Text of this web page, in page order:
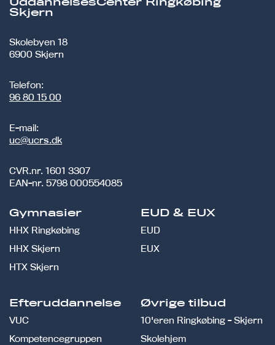
Skjern
Skolebyen 18
6900 Skjern
Telefon:
96 80 15 00
E-mail:
uc@ucrs.dk
CVR.nr. 1601 3307
EAN-nr. 5798 000554085
Gymnasier
HHX Ringkøbing
HHX Skjern
HTX Skjern
EUD & EUX
EUD
EUX
Efteruddannelse
VUC
Kompetencegruppen
Øvrige tilbud
10'eren Ringkøbing - Skjern
Skolehjem